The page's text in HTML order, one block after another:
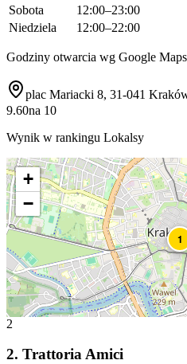
Sobota
12:00–23:00
Niedziela
12:00–22:00
Godziny otwarcia wg Google
plac Mariacki 8, 31-041
9.60na 10
Wynik w rankingu Lokalsy
1
+
−
2
2. Trattoria Amici